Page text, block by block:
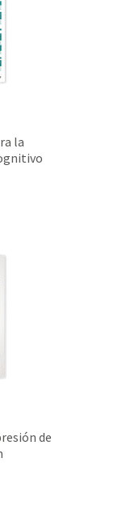
la
de